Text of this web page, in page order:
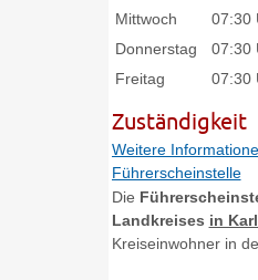
Mittwoch
07:30
Donnerstag
07:30
Freitag
07:30
Zuständigkeit
Weitere
Führerscheinstelle
Die
Landkreises in
Kreiseinwohner in